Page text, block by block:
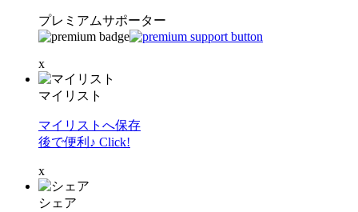
プレミアムサポーター
x
マイリスト
マイリストへ保存
後で便利♪ Click!
x
シェア